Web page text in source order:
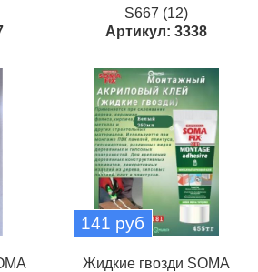
S667 (12)
Артикул: 3338
141 руб
Жидкие гвозди SOMA